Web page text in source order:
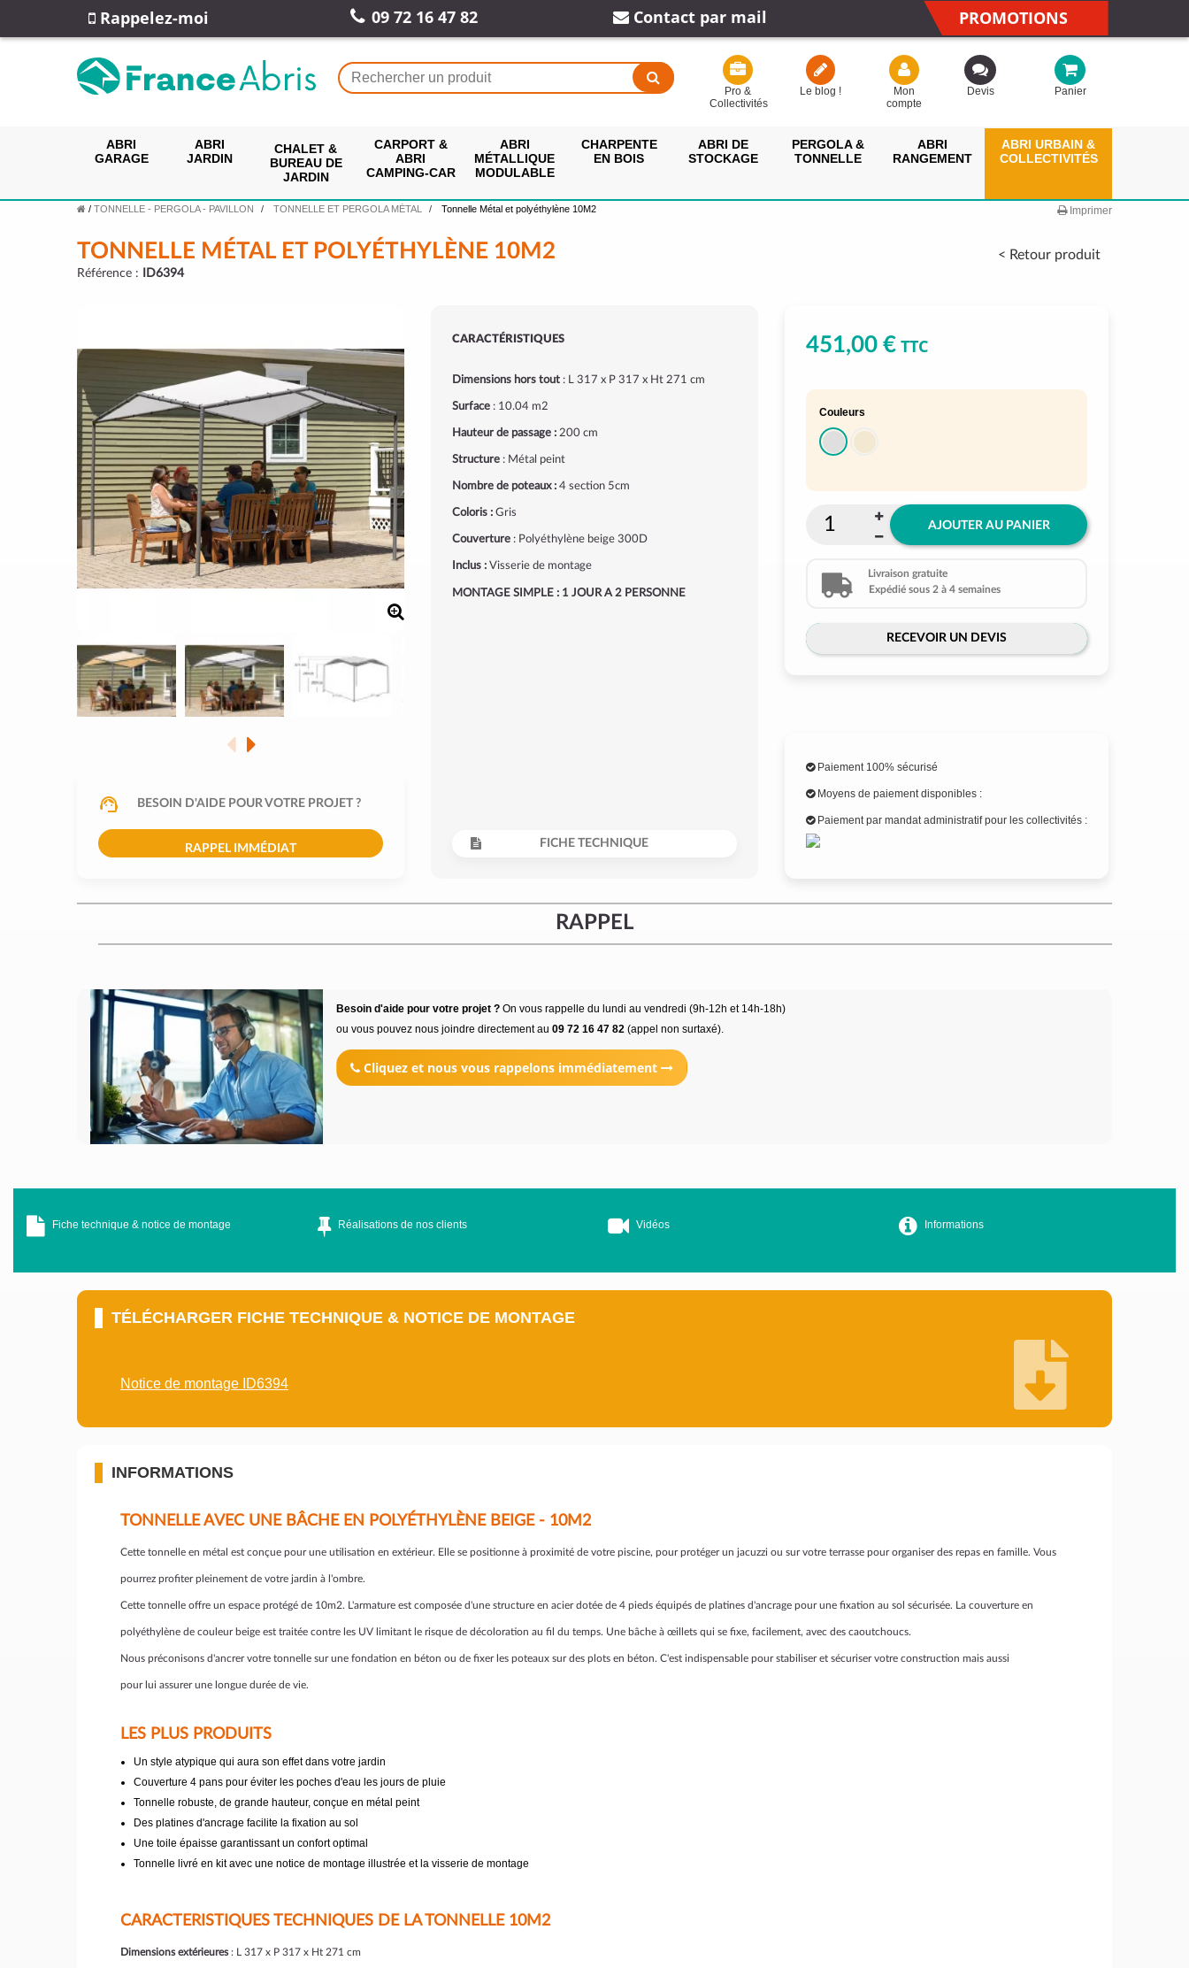
Rappelez-moi 09 72 16 47 82 Contact par mail PROMOTIONS
Pro &
Collectivités
Le blog !
Mon
compte
Devis Panier
ABRI
GARAGE
ABRI
JARDIN
CHALET &
BUREAU DE
JARDIN
CARPORT &
ABRI
CAMPING-CAR
ABRI
MÉTALLIQUE
MODULABLE
CHARPENTE
EN BOIS
ABRI DE
STOCKAGE
PERGOLA &
TONNELLE
ABRI
RANGEMENT
ABRI URBAIN &
COLLECTIVITÉS
/ TONNELLE - PERGOLA - PAVILLON TONNELLE ET PERGOLA MÉTAL Tonnelle Métal et polyéthylène 10M2 Imprimer
< Retour produit
TONNELLE MÉTAL ET POLYÉTHYLÈNE 10M2
Référence : ID6394
BESOIN D'AIDE POUR VOTRE PROJET ?
RAPPEL IMMÉDIAT
CARACTÉRISTIQUES
Dimensions hors tout : L 317 x P 317 x Ht 271 cm
Surface: 10.04 m2
Hauteur de passage :200 cm
Structure: Métal peint
Nombre de poteaux :4 section 5cm
Coloris :Gris
Couverture: Polyéthylène beige 300D
Inclus :Visserie de montage
MONTAGE SIMPLE : 1 JOUR A 2 PERSONNE
FICHE TECHNIQUE
451,00 €TTC
Couleurs
AJOUTER AU PANIER
Livraison gratuite
Expédié sous 2 à 4 semaines
RECEVOIR UN DEVIS
Paiement 100% sécurisé
Moyens de paiement disponibles :
Paiement par mandat administratif pour les collectivités :
RAPPEL
Besoin d'aide pour votre projet ?On vous rappelle du lundi au vendredi (9h-12h et 14h-18h)
ou vous pouvez nous joindre directement au 09 72 16 47 82(appel non surtaxé).
Cliquez et nous vous rappelons immédiatement
Fiche technique & notice de montage Réalisations de nos clients Vidéos Informations
TÉLÉCHARGER FICHE TECHNIQUE & NOTICE DE MONTAGE
Notice de montage ID6394
INFORMATIONS
TONNELLE AVEC UNE BÂCHE EN POLYÉTHYLÈNE BEIGE - 10M2
Cette tonnelle en métal est conçue pour une utilisation en extérieur. Elle se positionne à proximité de votre piscine, pour protéger un jacuzzi ou sur votre terrasse pour organiser des repas en famille. Vous
pourrez profiter pleinement de votre jardin à l'ombre.
Cette tonnelle offre un espace protégé de 10m2. L'armature est composée d'une structure en acier dotée de 4 pieds équipés de platines d'ancrage pour une fixation au sol sécurisée. La couverture en
polyéthylène de couleur beige est traitée contre les UV limitant le risque de décoloration au fil du temps. Une bâche à œillets qui se fixe, facilement, avec des caoutchoucs.
Nous préconisons d'ancrer votre tonnelle sur une fondation en béton ou de fixer les poteaux sur des plots en béton. C'est indispensable pour stabiliser et sécuriser votre construction mais aussi
pour lui assurer une longue durée de vie.
LES PLUS PRODUITS
Un style atypique qui aura son effet dans votre jardin
Couverture 4 pans pour éviter les poches d'eau les jours de pluie
Tonnelle robuste, de grande hauteur, conçue en métal peint
Des platines d'ancrage facilite la fixation au sol
Une toile épaisse garantissant un confort optimal
Tonnelle livré en kit avec une notice de montage illustrée et la visserie de montage
CARACTERISTIQUES TECHNIQUES DE LA TONNELLE 10M2
Dimensions extérieures: L 317 x P 317 x Ht 271 cm